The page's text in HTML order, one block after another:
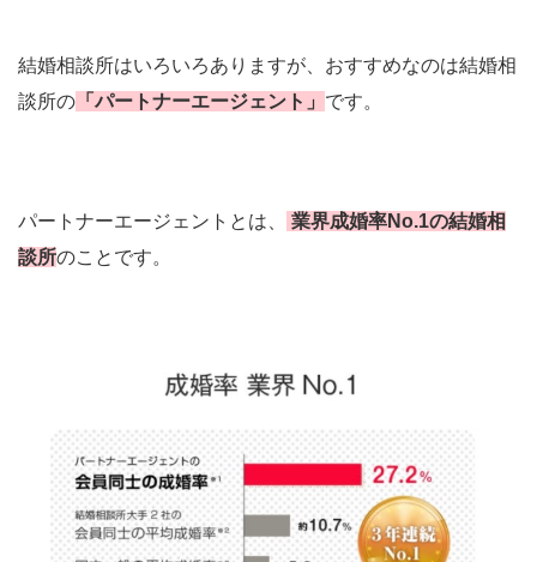
結婚相談所はいろいろありますが、おすすめなのは結婚相
談所の 「パートナーエージェント」 です。
パートナーエージェントとは、
業界成婚率No.1の結婚相
談所のことです。